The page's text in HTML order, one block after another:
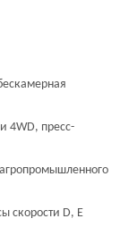
4WD, пресс-
скорости D, E